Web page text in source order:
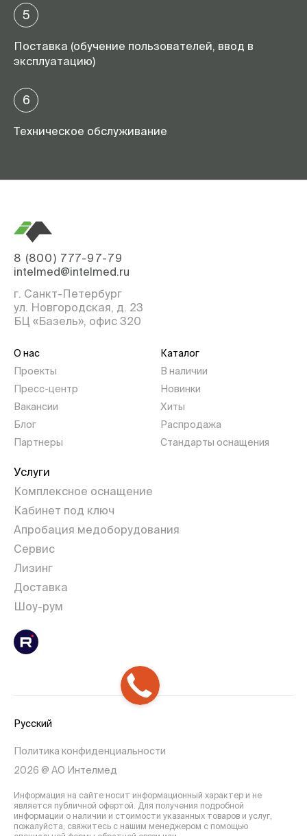
5
Поставка (обучение пользователей, ввод в
эксплуатацию)
6
Техническое обслуживание
8 (800) 777-97-79
intelmed@intelmed.ru
г. Санкт-Петербург
ул. Новгородская, д. 23
БЦ «Базель», офис 320
О нас
Проекты
Пресс-центр
Вакансии
Блог
Партнеры
Каталог
В наличии
Новинки
Хиты
Распродажа
Стандарты оснащения
Услуги
Комплексное оснащение
Кабинет под ключ
Апробация медоборудования
Сервис
Лизинг
Доставка
Шоу-рум
Русский
Политика конфиденциальности
2026 @ АО Интелмед
Информация на сайте носит информационный характер и не
является публичной офертой. Для получения подробной
информации о наличии и стоимости указанных товаров и услуг,
пожалуйста, свяжитесь с нашим менеджером с помощью